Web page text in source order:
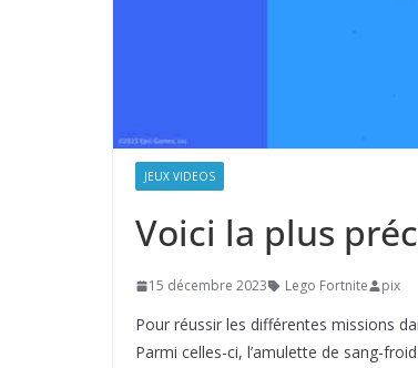
JEUX VIDEOS
Voici la plus
15 décembre 2023 Lego Fortnite pix
Pour réussir les différentes missions
Parmi celles-ci, l’amulette de sang-